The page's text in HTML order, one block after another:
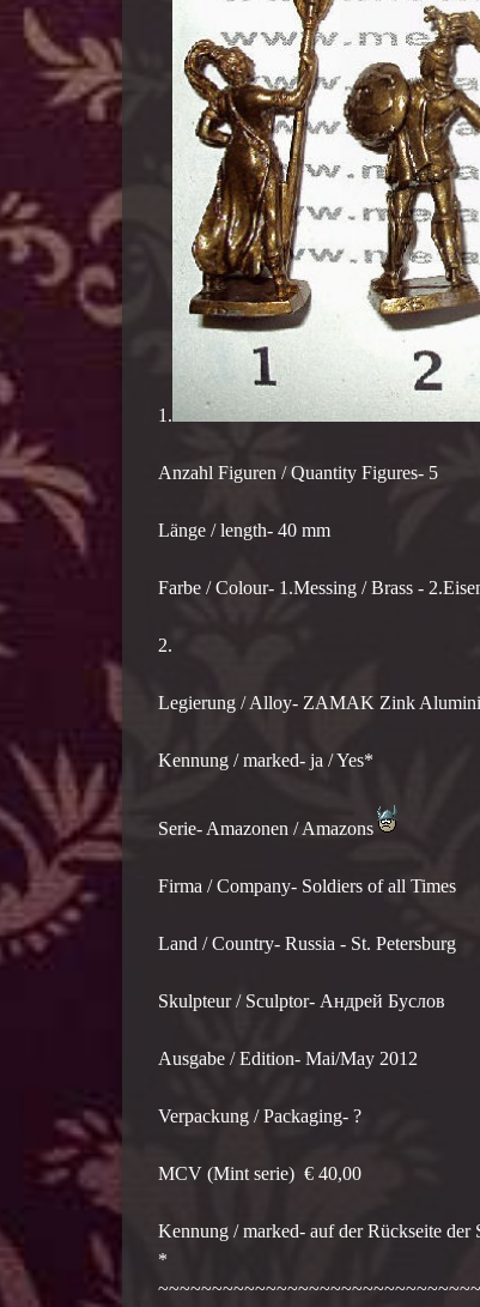
1.
Anzahl Figuren / Quantity Figures- 5
Länge / length- 40 mm
Farbe / Colour- 1.Messing / Brass -
2.
Legierung / Alloy- ZAMAK Zink
Kennung / marked- ja / Yes*
Serie- Amazonen / Amazons
Firma / Company- Soldiers of all Times
Land / Country- Russia - St. Petersburg
Skulpteur / Sculptor- Андрей Буслов
Ausgabe / Edition- Mai/May 2012
Verpackung / Packaging- ?
MCV (Mint serie) € 40,00
Kennung / marked- auf der Rückseite der
*